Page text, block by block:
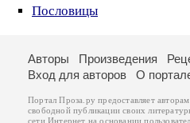
Пословицы
Авторы Произведения
Вход для авторов
О
Портал Проза.ру предоставляет
свободной публикации своих
сети Интернет на основании